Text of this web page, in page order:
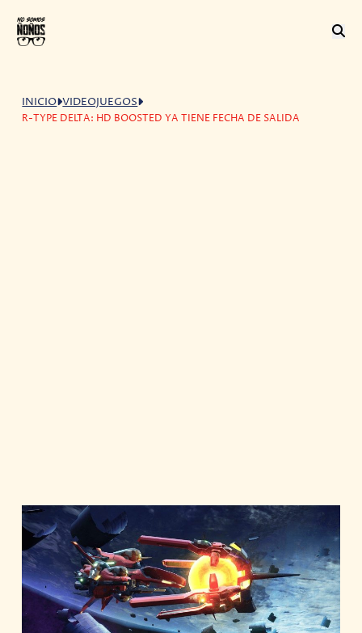
INICIO VIDEOJUEGOS
R-TYPE DELTA: HD BOOSTED YA TIENE FECHA DE SALIDA